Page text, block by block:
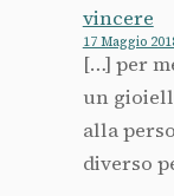
vincere
17 Maggio
[…] per
un
alla
diverso